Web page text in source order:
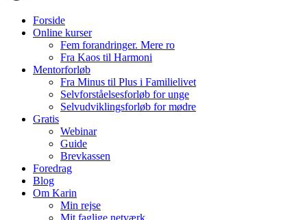
Forside
Online kurser
Fem forandringer. Mere ro
Fra Kaos til Harmoni
Mentorforløb
Fra Minus til Plus i Familielivet
Selvforståelsesforløb for unge
Selvudviklingsforløb for mødre
Gratis
Webinar
Guide
Brevkassen
Foredrag
Blog
Om Karin
Min rejse
Mit faglige netværk